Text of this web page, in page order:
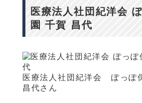
医療法人社団紀洋会
園 千賀 昌代
医療法人社団紀洋会 ぽっぽ
昌代さん